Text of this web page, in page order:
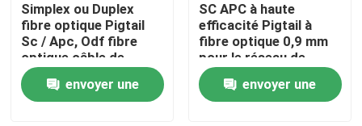
Contrôle de qualité
Contactez-nous
Simplex ou Duplex
fibre optique Pigtail
Sc / Apc, Odf fibre
optique câble de
patch 2 mm 1 m
envoyer une
SC APC à haute
efficacité Pigtail à
fibre optique 0,9 mm
pour le réseau de
panneaux de patch
envoyer une